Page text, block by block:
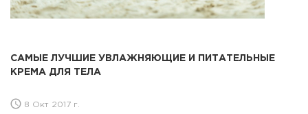
САМЫЕ ЛУЧШИЕ УВЛАЖНЯЮЩИЕ И ПИТАТЕЛЬНЫЕ
КРЕМА ДЛЯ ТЕЛА
8 Окт 2017 г.